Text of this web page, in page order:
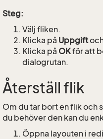
Steg:
Välj fliken.
Klicka på Uppgift
Klicka på OKför att
dialogrutan.
Återställ flik
Om du tar bort en flik och
du behöver den kan du
Öppna layouten i